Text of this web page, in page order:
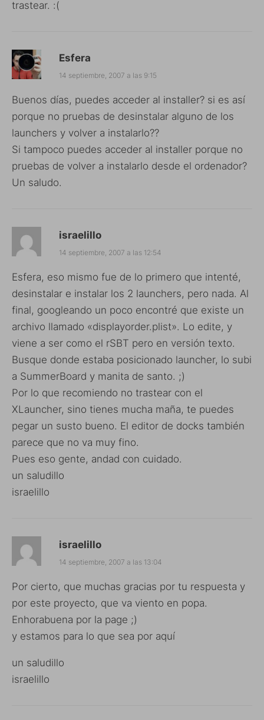
trastear. :(
Esfera
14 septiembre, 2007 a las 9:15
Buenos días, puedes acceder al installer? si es así
porque no pruebas de desinstalar alguno de los
launchers y volver a instalarlo??
Si tampoco puedes acceder al installer porque no
pruebas de volver a instalarlo desde el ordenador?
Un saludo.
israelillo
14 septiembre, 2007 a las 12:54
Esfera, eso mismo fue de lo primero que intenté,
desinstalar e instalar los 2 launchers, pero nada. Al
final, googleando un poco encontré que existe un
archivo llamado «displayorder.plist». Lo edite, y
viene a ser como el rSBT pero en versión texto.
Busque donde estaba posicionado launcher, lo subi
a SummerBoard y manita de santo. ;)
Por lo que recomiendo no trastear con el
XLauncher, sino tienes mucha maña, te puedes
pegar un susto bueno. El editor de docks también
parece que no va muy fino.
Pues eso gente, andad con cuidado.
un saludillo
israelillo
israelillo
14 septiembre, 2007 a las 13:04
Por cierto, que muchas gracias por tu respuesta y
por este proyecto, que va viento en popa.
Enhorabuena por la page ;)
y estamos para lo que sea por aquí
un saludillo
israelillo